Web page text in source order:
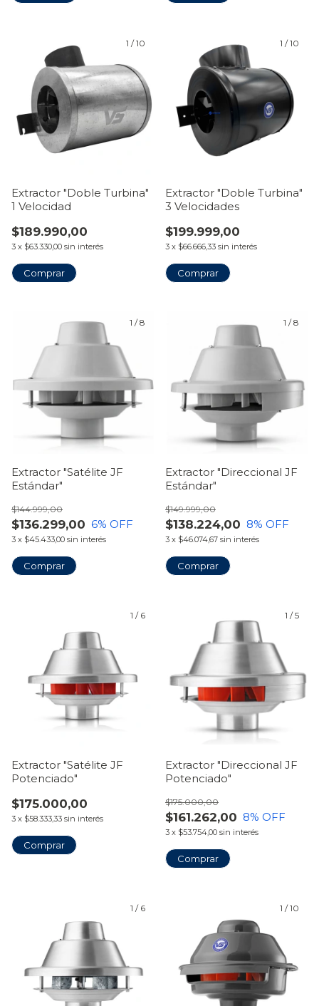
1 /10
Extractor "Doble Turbina"
1 Velocidad
$189.990,00
3 x $63.330,00 sin interés
Comprar
1 /10
Extractor "Doble Turbina"
3 Velocidades
$199.999,00
3 x $66.666,33 sin interés
Comprar
1 /8
Extractor "Satélite JF
Estándar"
$136.299,00
$144.999,00
6% OFF
3 x $45.433,00 sin interés
Comprar
1 /8
Extractor "Direccional JF
Estándar"
$138.224,00
$149.999,00
8% OFF
3 x $46.074,67 sin interés
Comprar
1 / 6
Extractor "Satélite JF
Potenciado"
$175.000,00
3 x $58.333,33 sin interés
Comprar
1 /5
Extractor "Direccional JF
Potenciado"
$161.262,00
$175.000,00
8% OFF
3 x $53.754,00 sin interés
Comprar
1 / 6 1 /10